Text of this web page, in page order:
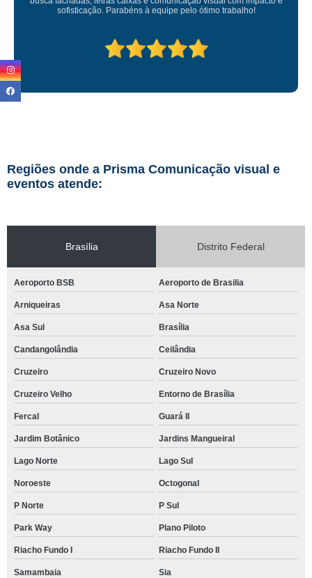
Regiões onde a Prisma Comunicação visual e
eventos atende:
Brasília Distrito Federal
Aeroporto BSB Aeroporto de Brasilia
Arniqueiras Asa Norte
Asa Sul Brasília
Candangolândia Ceilândia
Cruzeiro Cruzeiro Novo
Cruzeiro Velho Entorno de Brasília
Fercal Guará II
Jardim Botânico Jardins Mangueiral
Lago Norte Lago Sul
Noroeste Octogonal
P Norte P Sul
Park Way Plano Piloto
Riacho Fundo I Riacho Fundo II
Samambaia Sia